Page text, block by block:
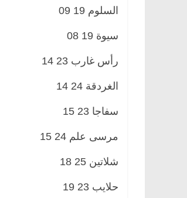
السلوم 19 09
سيوة 19 08
رأس غارب 23 14
الغردقة 24 14
سفاجا 23 15
مرسى علم 24 15
شلاتين 25 18
حلايب 23 19